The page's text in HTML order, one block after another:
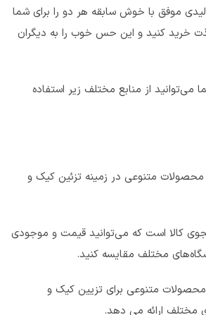
موفق با خوش سابقه هر دو را برای شما
خرید کنید و این حس خوب را به دیگران
می‌توانید از منابع مختلف زیر استفاده
متنوعی در زمینه تزئین کیک و
کالا است که می‌توانید قیمت و موجودی
مختلف مقایسه کنید.
متنوعی برای تزیین کیک و
مختلف ارائه می دهد.